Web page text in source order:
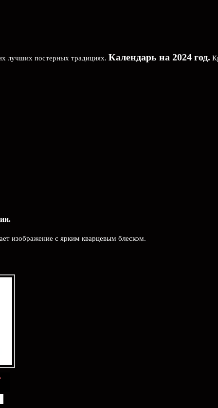
лучших постерных традициях. Календарь на 2024 год.
изображение с ярким кварцевым блеском.